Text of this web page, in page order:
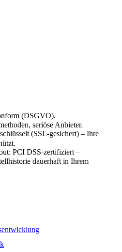
(DSGVO).
seriöse Anbieter.
(SSL-gesichert) – Ihre
PCI DSS-zertifiziert –
dauerhaft in Ihrem